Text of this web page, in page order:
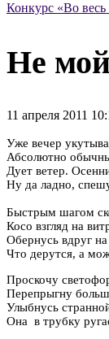
Конкурс «Во весь
Не
11 апреля 2011
Уже вечер
Абсолютно
Дует ветер.
Ну да ладно,
Быстрым шагом
Косо взгляд на
Обернусь вдруг
Что дерутся, а
Проскочу
Перепрыгну
Улыбнусь
Она в трубку